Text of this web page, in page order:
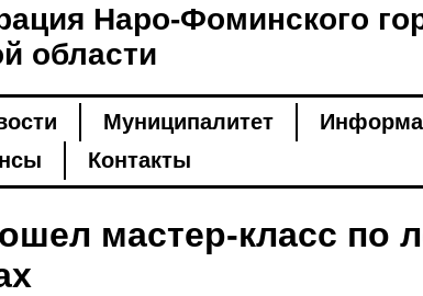
Наро-Фоминского
области
Муниципалитет
Контакты
мастер-класс по